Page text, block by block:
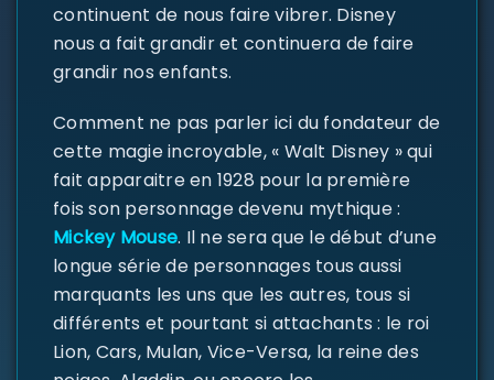
continuent de nous faire vibrer. Disney
nous a fait grandir et continuera de faire
grandir nos enfants.
Comment ne pas parler ici du fondateur de
cette magie incroyable, « Walt Disney » qui
fait apparaitre en 1928 pour la première
fois son personnage devenu mythique :
Mickey Mouse. Il ne sera que le début d’une
longue série de personnages tous aussi
marquants les uns que les autres, tous si
différents et pourtant si attachants : le roi
Lion, Cars, Mulan, Vice-Versa, la reine des